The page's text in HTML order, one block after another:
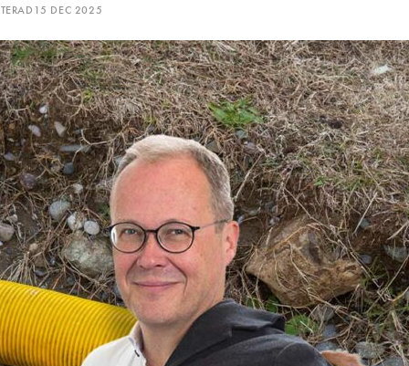
15 DEC 2025